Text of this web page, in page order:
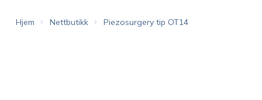
Hjem Nettbutikk Piezosurgery tip OT14